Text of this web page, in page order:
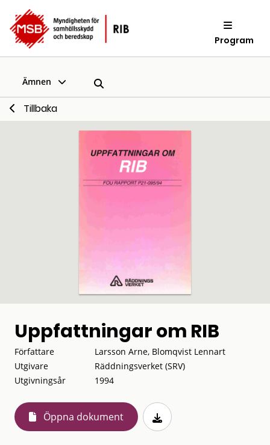
Program
Ämnen
Tillbaka
Uppfattningar om RIB
Författare
Larsson Arne, Blomqvist Lennart
Utgivare
Räddningsverket (SRV)
Utgivningsår
1994
Öppna dokument